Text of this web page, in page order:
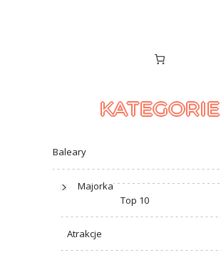
KATEGORIE
Baleary
Majorka
Top 10
Atrakcje